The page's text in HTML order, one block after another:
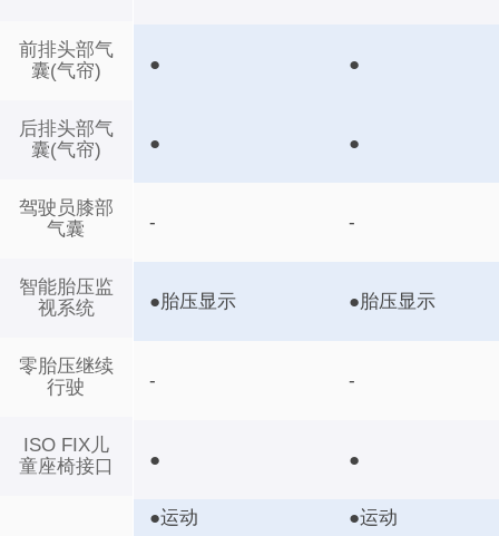
前排头部气
囊(气帘)
后排头部气
囊(气帘)
驾驶员膝部
气囊
智能胎压监
视系统
零胎压继续
行驶
ISO FIX儿
童座椅接口
● ●
● ●
- -
●胎压显示 ●胎压显示
- -
● ●
●运动
●运动